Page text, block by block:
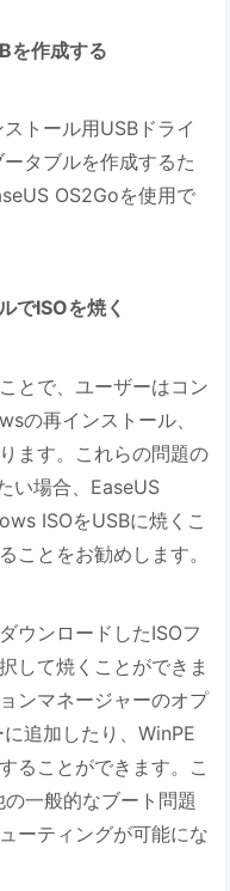
を作成する
トール用USBドライ
タブルを作成するた
OS2Goを使用で
でISOを焼く
とで、ユーザーはコン
の再インストール、
ます。これらの問題の
い場合、EaseUS
ISOをUSBに焼くこ
ことをお勧めします。
ウンロードしたISOフ
して焼くことができま
ンマネージャーのオプ
追加したり、WinPE
ることができます。こ
一般的なブート問題
ーティングが可能にな